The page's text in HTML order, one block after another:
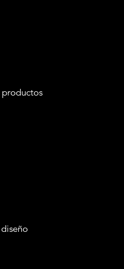
productos